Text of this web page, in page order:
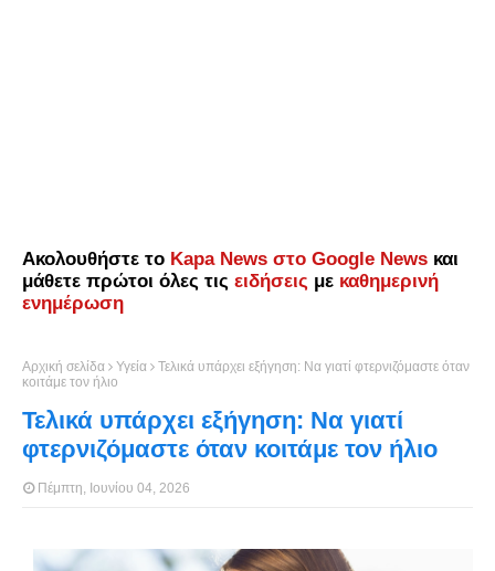
Ακολουθήστε το Kapa News στο Google News και
μάθετε πρώτοι όλες τις ειδήσεις με καθημερινή
ενημέρωση
Αρχική σελίδα Υγεία
Τελικά υπάρχει εξήγηση: Να γιατί φτερνιζόμαστε όταν
κοιτάμε τον ήλιο
Τελικά υπάρχει εξήγηση: Να γιατί
φτερνιζόμαστε όταν κοιτάμε τον ήλιο
Πέμπτη, Ιουνίου 04, 2026